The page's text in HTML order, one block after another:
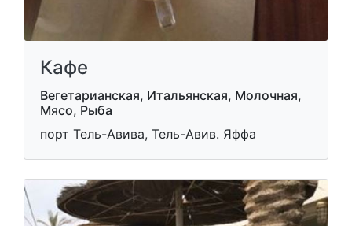
Кафе
Вегетарианская, Итальянская, Молочная,
Мясо, Рыба
порт Тель-Авива, Тель-Авив. Яффа